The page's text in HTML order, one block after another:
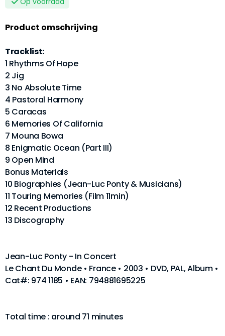
Product omschrijving
Tracklist:
1 Rhythms Of Hope
2 Jig
3 No Absolute Time
4 Pastoral Harmony
5 Caracas
6 Memories Of California
7 Mouna Bowa
8 Enigmatic Ocean (Part III)
9 Open Mind
Bonus Materials
10 Biographies (Jean-Luc Ponty & Musicians)
11 Touring Memories (Film 11min)
12 Recent Productions
13 Discography
Jean-Luc Ponty - In Concert
Le Chant Du Monde • France • 2003 • DVD, PAL, Album •
Cat#: 974 1185 • EAN: 794881695225
Total time : around 71 minutes